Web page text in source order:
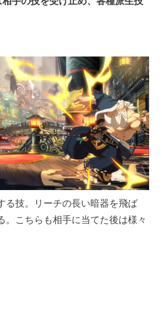
る技。リーチの長い暗器を飛ば
。こちらも相手に当てた後は様々